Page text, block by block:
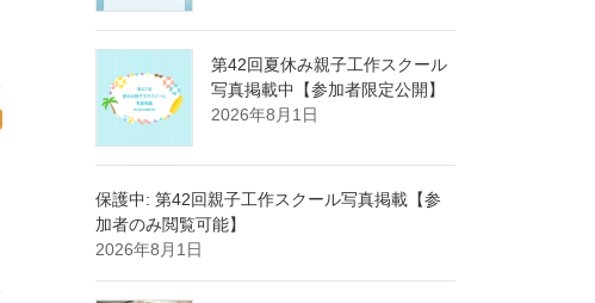
第42回夏休み親子工作スクール
写真掲載中【参加者限定公開】
2026年8月1日
保護中: 第42回親子工作スクール写真掲載【参
加者のみ閲覧可能】
2026年8月1日